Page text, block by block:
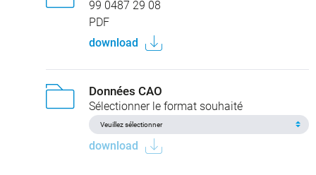
99 0487 29 08
PDF
download
Données CAO
Sélectionner le format souhaité
download